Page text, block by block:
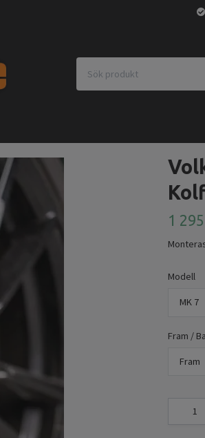
1
Modell
MK 7
Fram /
Fram